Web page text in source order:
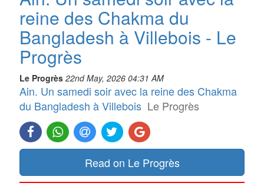
reine des Chakma du
Bangladesh à Villebois - Le
Progrès
Le Progrès 22nd May, 2026 04:31 AM
Ain. Un samedi soir avec la reine des Chakma
du Bangladesh à Villebois Le Progrès
Read on Le Progrès